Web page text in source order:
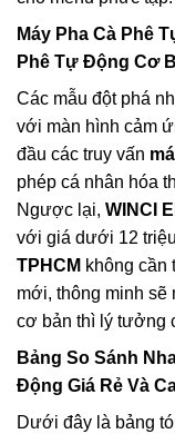
Máy Pha Cà Phê
Phê Tự Động Cơ
Các mẫu đột phá
với màn hình cảm
đầu các truy vấn
phép cá nhân hóa
Ngược lại, WINCI
với giá dưới 12
TPHCM không cần
mới, thông minh sẽ
cơ bản thì lý tưởng
Bảng So Sánh
Động Giá Rẻ Và
Dưới đây là bảng